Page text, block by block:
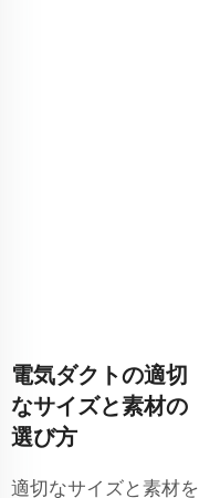
電気ダクトの適切
なサイズと素材の
選び方
適切なサイズと素材を